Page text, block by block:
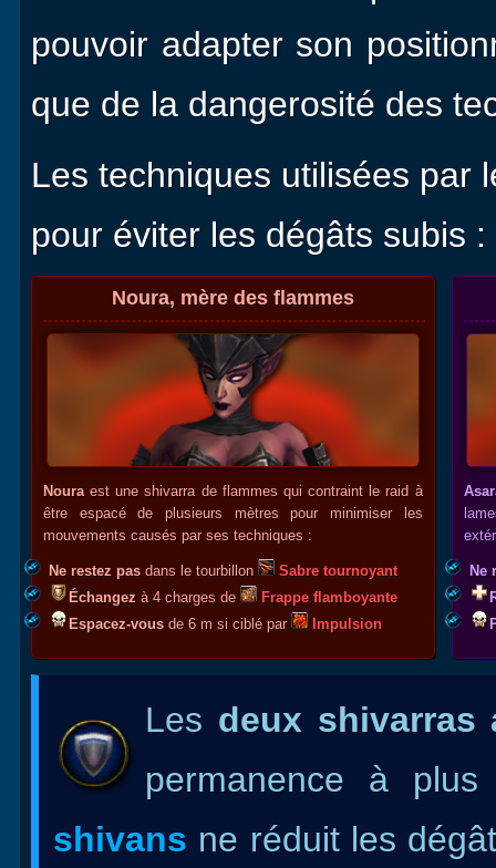
pouvoir adapter son
que de la dangerosité des
Les techniques utilisées par
pour éviter les dégâts subis :
Noura, mère des flammes
Noura est une shivarra de flammes qui contraint le raid à
être espacé de plusieurs mètres pour minimiser les
mouvements causés par ses techniques :
Ne restez pas dans le tourbillon
Sabre tournoyant
Échangez à 4 charges de
Frappe flamboyante
Espacez-vous de 6 m si ciblé par Impulsion
Ne
Les deux shivarras
permanence à
shivans ne réduit les